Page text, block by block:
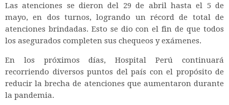
Las atenciones se dieron del 29 de abril hasta el 5 de
mayo, en dos turnos, logrando un récord de total de
atenciones brindadas. Esto se dio con el fin de que todos
los asegurados completen sus chequeos y exámenes.
En los próximos días, Hospital Perú continuará
recorriendo diversos puntos del país con el propósito de
reducir la brecha de atenciones que aumentaron durante
la pandemia.